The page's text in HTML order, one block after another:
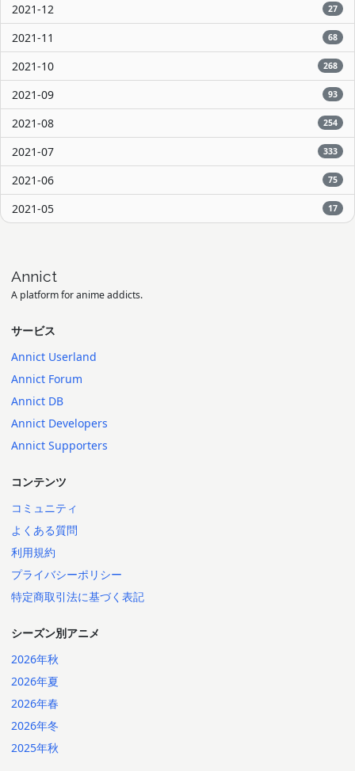
2021-12 27
2021-11 68
2021-10 268
2021-09 93
2021-08 254
2021-07 333
2021-06 75
2021-05 17
Annict
A platform for anime addicts.
サービス
Annict Userland
Annict Forum
Annict DB
Annict Developers
Annict Supporters
コンテンツ
コミュニティ
よくある質問
利用規約
プライバシーポリシー
特定商取引法に基づく表記
シーズン別アニメ
2026年秋
2026年夏
2026年春
2026年冬
2025年秋